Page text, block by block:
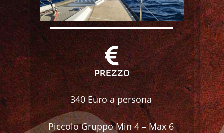
PREZZO
340 Euro a persona
Piccolo Gruppo Min 4 – Max 6